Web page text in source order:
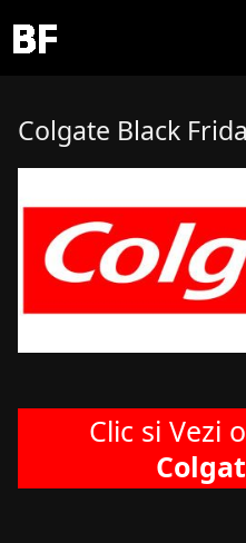
Colgate Black
Clic si Vezi